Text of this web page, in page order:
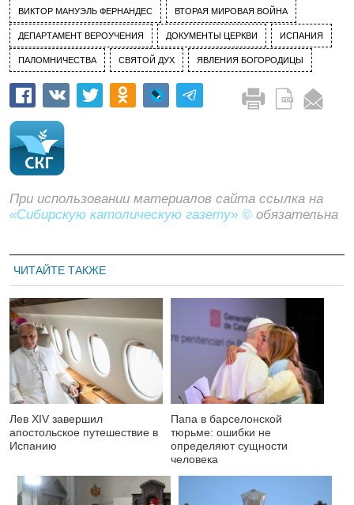
ВИКТОР МАНУЭЛЬ ФЕРНАНДЕС ВТОРАЯ МИРОВАЯ ВОЙНА
ДЕПАРТАМЕНТ ВЕРОУЧЕНИЯ ДОКУМЕНТЫ ЦЕРКВИ ИСПАНИЯ
ПАЛОМНИЧЕСТВА СВЯТОЙ ДУХ ЯВЛЕНИЯ БОГОРОДИЦЫ
При использовании материалов сайта ссылка на
«Сибирскую католическую газету» © обязательна
ЧИТАЙТЕ ТАКЖЕ
Лев XIV завершил
апостольское путешествие в
Испанию
Папа в барселонской
тюрьме: ошибки не
определяют сущности
человека